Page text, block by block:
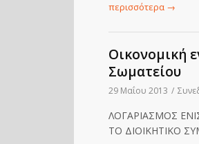
περισσότερα →
Οικονομική
Σωματείου
29 Μαΐου 2013 /
ΛΟΓΑΡΙΑΣΜΟΣ
ΤΟ ΔΙΟΙΚΗΤΙΚΟ